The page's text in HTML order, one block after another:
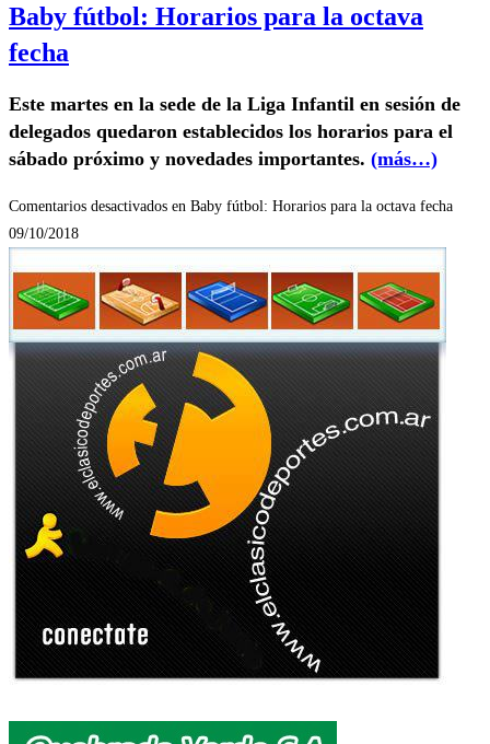
Baby fútbol: Horarios para la octava
fecha
Este martes en la sede de la Liga Infantil en sesión de
delegados quedaron establecidos los horarios para el
sábado próximo y novedades importantes. (más…)
Comentarios desactivados en Baby fútbol: Horarios para la octava fecha
09/10/2018